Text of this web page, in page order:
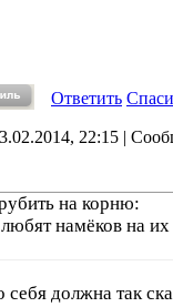
Ответить
22:15 |
на корню:
намёков на их
себя должна так